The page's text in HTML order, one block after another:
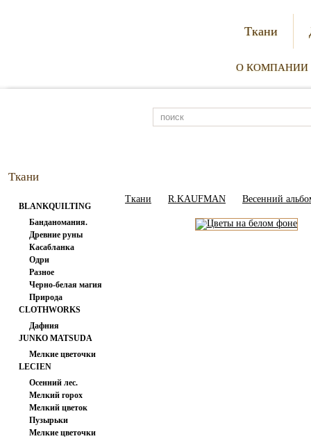
Ткани
О КОМПАНИИ
Ткани
BLANKQUILTING
Банданомания.
Древние руны
Касабланка
Одри
Разное
Черно-белая магия
Природа
CLOTHWORKS
Дафния
JUNKO MATSUDA
Мелкие цветочки
LECIEN
Осенний лес.
Мелкий горох
Мелкий цветок
Пузырьки
Мелкие цветочки
Ткани R.KAUFMAN Весенний